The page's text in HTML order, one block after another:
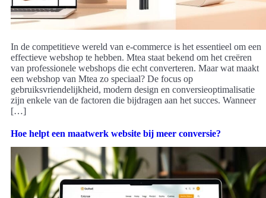
In de competitieve wereld van e-commerce is het essentieel om een
effectieve webshop te hebben. Mtea staat bekend om het creëren
van professionele webshops die echt converteren. Maar wat maakt
een webshop van Mtea zo speciaal? De focus op
gebruiksvriendelijkheid, modern design en conversieoptimalisatie
zijn enkele van de factoren die bijdragen aan het succes. Wanneer
[…]
Hoe helpt een maatwerk website bij meer conversie?